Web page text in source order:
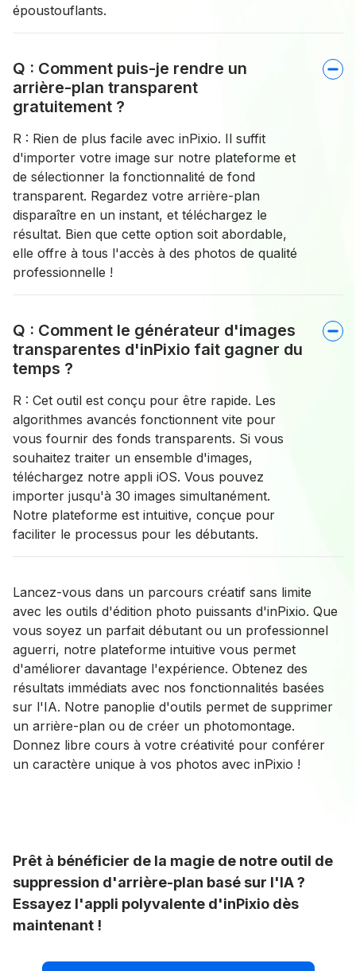
époustouflants.
Q : Comment puis-je rendre un
arrière-plan transparent
gratuitement ?
R : Rien de plus facile avec inPixio. Il suffit
d'importer votre image sur notre plateforme et
de sélectionner la fonctionnalité de fond
transparent. Regardez votre arrière-plan
disparaître en un instant, et téléchargez le
résultat. Bien que cette option soit abordable,
elle offre à tous l'accès à des photos de qualité
professionnelle !
Q : Comment le générateur d'images
transparentes d'inPixio fait gagner du
temps ?
R : Cet outil est conçu pour être rapide. Les
algorithmes avancés fonctionnent vite pour
vous fournir des fonds transparents. Si vous
souhaitez traiter un ensemble d'images,
téléchargez notre appli iOS. Vous pouvez
importer jusqu'à 30 images simultanément.
Notre plateforme est intuitive, conçue pour
faciliter le processus pour les débutants.
Lancez-vous dans un parcours créatif sans limite
avec les outils d'édition photo puissants d'inPixio. Que
vous soyez un parfait débutant ou un professionnel
aguerri, notre plateforme intuitive vous permet
d'améliorer davantage l'expérience. Obtenez des
résultats immédiats avec nos fonctionnalités basées
sur l'IA. Notre panoplie d'outils permet de supprimer
un arrière-plan ou de créer un photomontage.
Donnez libre cours à votre créativité pour conférer
un caractère unique à vos photos avec inPixio !
Prêt à bénéficier de la magie de notre outil de
suppression d'arrière-plan basé sur l'IA ?
Essayez l'appli polyvalente d'inPixio dès
maintenant !